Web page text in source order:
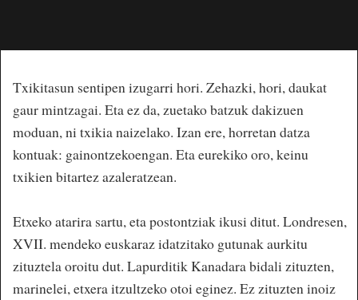
Txikitasun sentipen izugarri hori. Zehazki, hori, daukat
gaur mintzagai. Eta ez da, zuetako batzuk dakizuen
moduan, ni txikia naizelako. Izan ere, horretan datza
kontuak: gainontzekoengan. Eta eurekiko oro, keinu
txikien bitartez azaleratzean.
Etxeko atarira sartu, eta postontziak ikusi ditut. Londresen,
XVII. mendeko euskaraz idatzitako gutunak aurkitu
zituztela oroitu dut. Lapurditik Kanadara bidali zituzten,
marinelei, etxera itzultzeko otoi eginez. Ez zituzten inoiz